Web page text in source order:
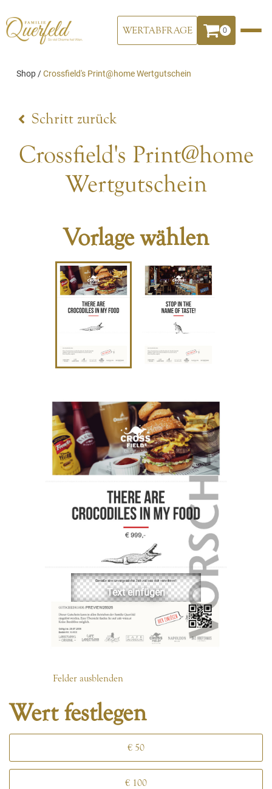
WERTABFRAGE 0
Shop /Crossfield's Print@home Wertgutschein
Schritt zurück
Crossfield's Print@home
Wertgutschein
Vorlage wählen
Felder ausblenden
Wert festlegen
€ 50
€ 100